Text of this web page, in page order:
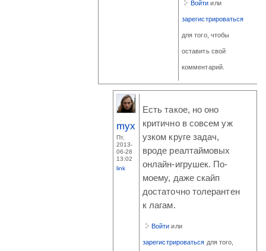
Войти или
зарегистрироваться
для того, чтобы
оставить свой
комментарий.
myx
Пт,
2013-
06-28
13:02
link
Есть такое, но оно
критично в совсем уж
узком круге задач,
вроде реалтаймовых
онлайн-игрушек. По-
моему, даже скайп
достаточно толерантен
к лагам.
Войти или
зарегистрироваться для того,